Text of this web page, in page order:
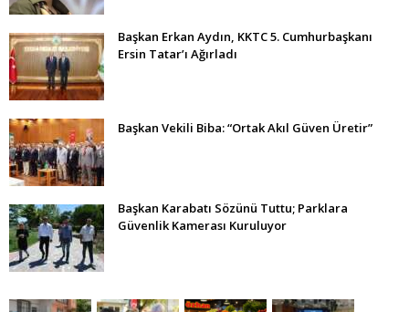
Başkan Erkan Aydın, KKTC 5. Cumhurbaşkanı
Ersin Tatar’ı Ağırladı
Başkan Vekili Biba: “Ortak Akıl Güven Üretir”
Başkan Karabatı Sözünü Tuttu; Parklara
Güvenlik Kamerası Kuruluyor